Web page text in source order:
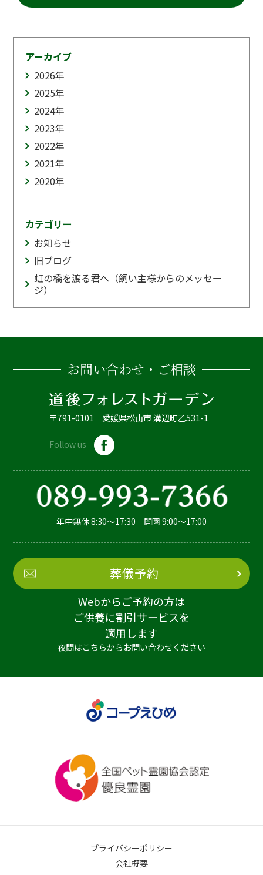
アーカイブ
2026年
2025年
2024年
2023年
2022年
2021年
2020年
カテゴリー
お知らせ
旧ブログ
虹の橋を渡る君へ（飼い主様からのメッセー
ジ）
お問い合わせ・ご相談
〒791-0101 愛媛県松山市 溝辺町乙531-1
Follow us
年中無休 8:30～17:30 開園 9:00～17:00
葬儀予約
Webからご予約の方は
ご供養に割引サービスを
適用します
夜間はこちらからお問い合わせください
プライバシーポリシー
会社概要